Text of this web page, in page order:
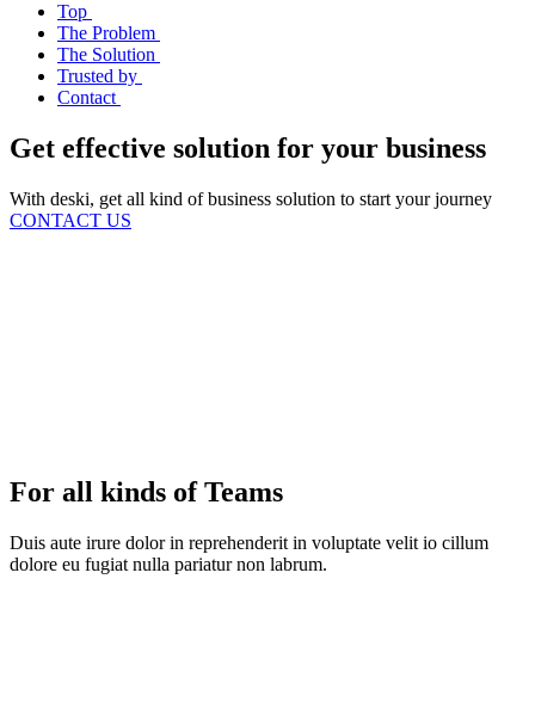
Top
The Problem
The Solution
Trusted by
Contact
Get effective solution for your business
With deski, get all kind of business solution to start your journey
CONTACT US
For all kinds of Teams
Duis aute irure dolor in reprehenderit in voluptate velit io cillum
dolore eu fugiat nulla pariatur non labrum.